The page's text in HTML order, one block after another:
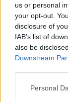
us or personal
your opt-out.
disclosure of
IAB’s list of
also be
Downstream
Personal